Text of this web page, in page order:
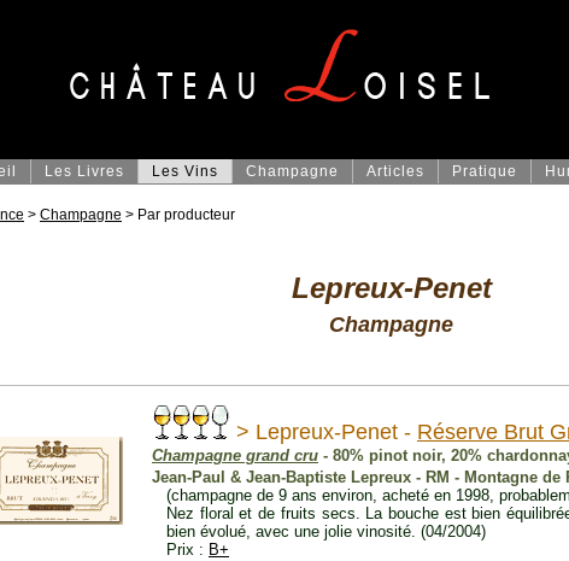
Les Livres Les Vins Champagne Articles Pratique
> Champagne > Par producteur
Lepreux-Penet
Champagne
> Lepreux-Penet - Réserve Brut
Champagne grand cru - 80% pinot noir, 20%
Jean-Paul & Jean-Baptiste Lepreux - RM - Montagne de
(champagne de 9 ans environ, acheté en 1998,
Nez floral et de fruits secs. La bouche est bien
bien évolué, avec une jolie vinosité. (04/2004)
Prix : B+